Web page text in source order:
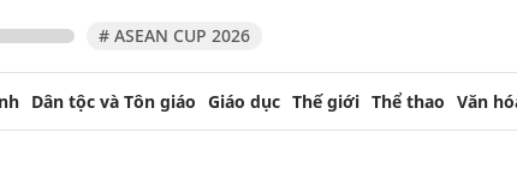
# ASEAN CUP 2026
Dân tộc và Tôn giáo Giáo dục Thế giới Thể thao Văn